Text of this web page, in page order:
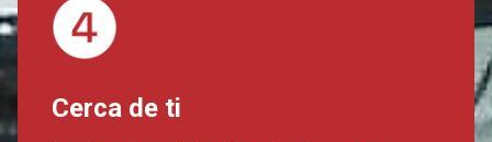
Cerca de ti